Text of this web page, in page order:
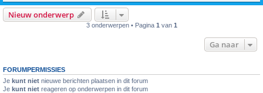
Nieuw onderwerp
3 onderwerpen • Pagina 1 van 1
Ga naar
FORUMPERMISSIES
Je kunt niet nieuwe berichten plaatsen in dit forum
Je kunt niet reageren op onderwerpen in dit forum